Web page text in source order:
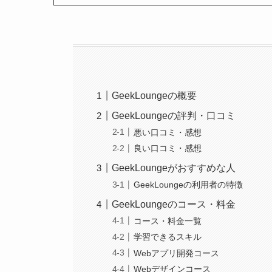
GeekLoungeの概要
GeekLoungeの評判・口コミ
悪い口コミ・感想
良い口コミ・感想
GeekLoungeがおすすめな人
GeekLoungeの利用者の特徴
GeekLoungeのコース・料金
コース・料金一覧
学習できるスキル
Webアプリ開発コース
Webデザインコース